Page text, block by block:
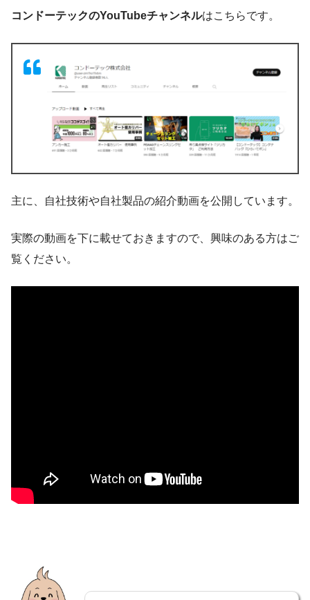
コンドーテックのYouTubeチャンネルはこちらです。
主に、自社技術や自社製品の紹介動画を公開しています。
実際の動画を下に載せておきますので、興味のある方はご
覧ください。